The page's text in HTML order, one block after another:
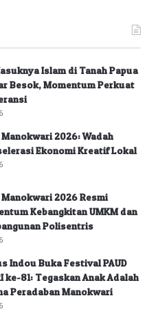
Islam di Tanah Papua
Besok, Momentum Perkuat
2026: Wadah
Ekonomi Kreatif Lokal
2026 Resmi
Kebangkitan UMKM dan
Polisentris
Indou Buka Festival PAUD
ke-81: Tegaskan Anak Adalah
Peradaban Manokwari